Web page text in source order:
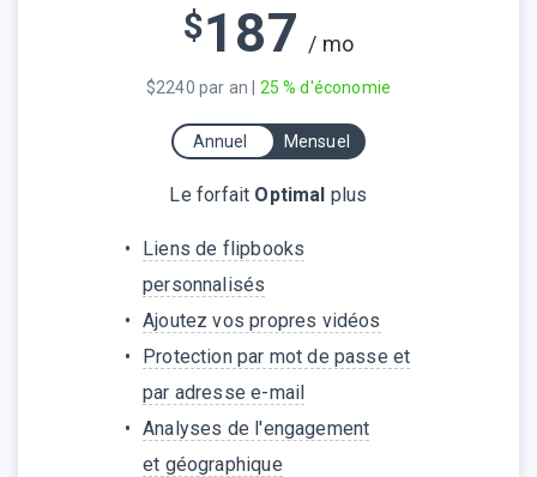
$187 / mo
$2240 par an | 25 % d'économie
Annuel Mensuel
Le forfait Optimal plus
Liens de flipbooks
personnalisés
Ajoutez vos propres vidéos
Protection par mot de passe et
par adresse e-mail
Analyses de l'engagement
et géographique